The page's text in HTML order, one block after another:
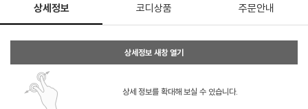
상세정보 코디상품 주문안내
상세정보 새창 열기
상세 정보를 확대해 보실 수 있습니다.